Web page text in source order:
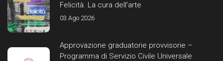
Felicità. La cura dell’arte
03 Ago 2026
Approvazione graduatorie provvisorie –
Programma di Servizio Civile Universale